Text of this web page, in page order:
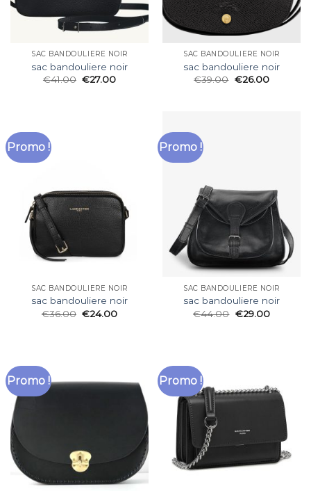
SAC BANDOULIERE NOIR
sac bandouliere noir
€41.00 €27.00
SAC BANDOULIERE NOIR
sac bandouliere noir
€39.00 €26.00
Promo !
SAC BANDOULIERE NOIR
sac bandouliere noir
€36.00 €24.00
Promo !
SAC BANDOULIERE NOIR
sac bandouliere noir
€44.00 €29.00
Promo ! Promo !